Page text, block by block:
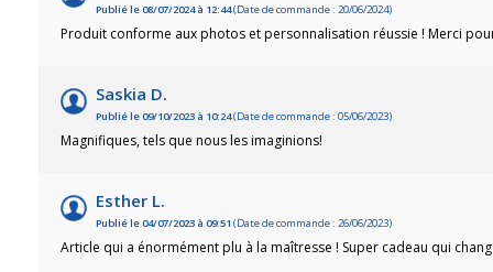
Publié le 08/07/2024 à 12:44(Date de commande : 20/06/2024)
Produit conforme aux photos et personnalisation réussie ! Merci
Saskia D.
Publié le 09/10/2023 à 10:24(Date de commande : 05/06/2023)
Magnifiques, tels que nous les imaginions!
Esther L.
Publié le 04/07/2023 à 09:51 (Date de commande : 26/06/2023)
Article qui a énormément plu à la maîtresse ! Super cadeau qui